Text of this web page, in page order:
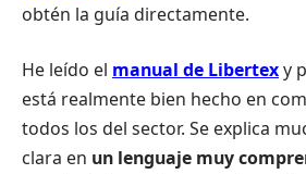
obtén la guía directamente.
He leído el manual de Libertexy
está realmente bien hecho en
todos los del sector. Se explica
clara en un lenguaje muy